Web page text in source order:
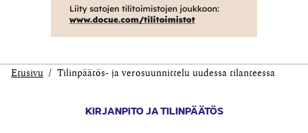
Etusivu Tilinpäätös- ja verosuunnittelu uudessa tilanteessa
KIRJANPITO JA TILINPÄÄTÖS